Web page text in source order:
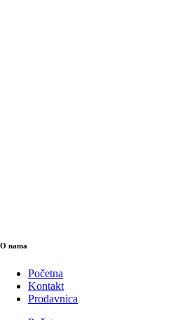
O nama
Početna
Kontakt
Prodavnica